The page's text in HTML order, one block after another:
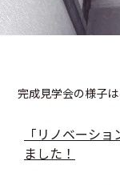
完成見学会の様子
「リノベーシ
ました！